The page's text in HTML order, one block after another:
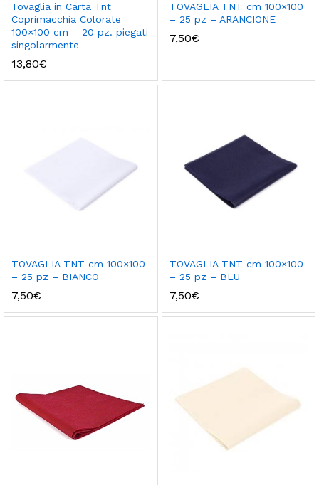
Tovaglia in Carta Tnt
Coprimacchia Colorate
100×100 cm – 20 pz. piegati
singolarmente –
13,80€
TOVAGLIA TNT cm 100×100
– 25 pz – ARANCIONE
7,50€
TOVAGLIA TNT cm 100×100
– 25 pz – BIANCO
7,50€
TOVAGLIA TNT cm 100×100
– 25 pz – BLU
7,50€